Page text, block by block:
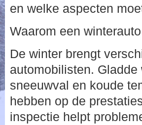
en welke aspecten
Waarom een
De winter brengt
automobilisten.
sneeuwval en koude
hebben op de
inspectie helpt